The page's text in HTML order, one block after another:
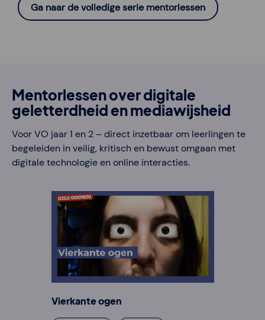
Ga naar de volledige serie mentorlessen
Mentorlessen over digitale
geletterdheid en mediawijsheid
Voor VO jaar 1 en 2 – direct inzetbaar om leerlingen te
begeleiden in veilig, kritisch en bewust omgaan met
digitale technologie en online interacties.
Vierkante ogen